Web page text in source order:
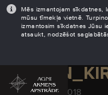
Mēs izmantojam sīkdatnes,
mūsu tīmekļa vietnē.
izmantosim sīkdatnes Jūsu
atsaukt, nodzēšot
November 28, 2018